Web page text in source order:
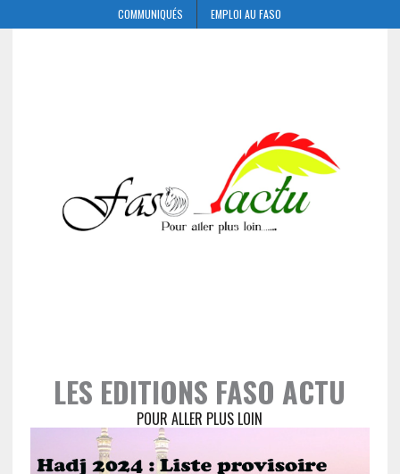
COMMUNIQUÉS EMPLOI AU FASO
LES EDITIONS FASO ACTU
POUR ALLER PLUS LOIN